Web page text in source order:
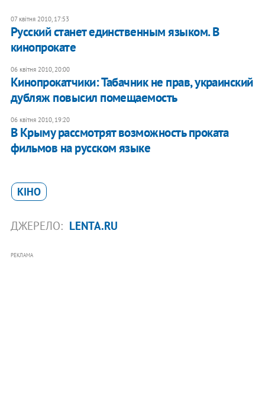
07 квітня 2010, 17:53
Русский станет единственным языком. В
кинопрокате
06 квітня 2010, 20:00
Кинопрокатчики: Табачник не прав, украинский
дубляж повысил помещаемость
06 квітня 2010, 19:20
В Крыму рассмотрят возможность проката
фильмов на русском языке
КІНО
ДЖЕРЕЛО: LENTA.RU
РЕКЛАМА